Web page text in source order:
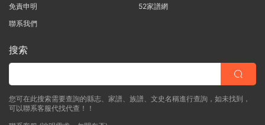
免責申明
聯系我們
52家譜網
搜索
您可在此搜索需要查詢的縣志、家譜、族譜、文史名稱進行查詢，如未找到，
可以聯系客服代找代查！！